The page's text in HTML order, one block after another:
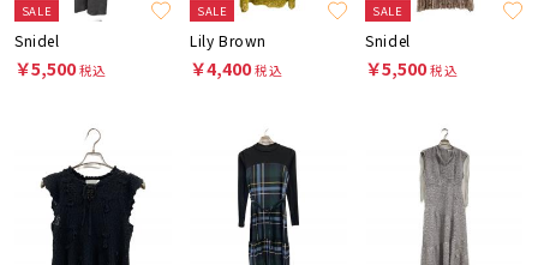
SALE
Snidel
￥5,500税込
SALE
Lily Brown
￥4,400税込
SALE
Snidel
￥5,500税込